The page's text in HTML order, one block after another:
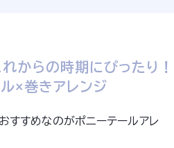
からの時期にぴったり！
×巻きアレンジ
すすめなのがポニーテールアレ